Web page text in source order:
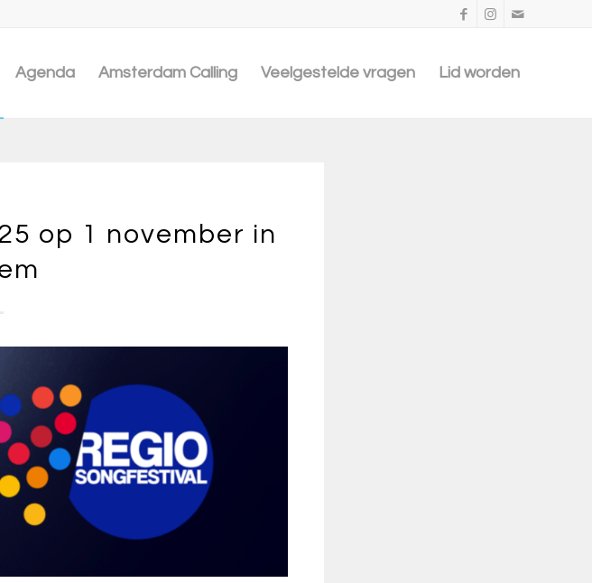
Agenda Amsterdam Calling Veelgestelde vragen Lid worden
op 1 november in